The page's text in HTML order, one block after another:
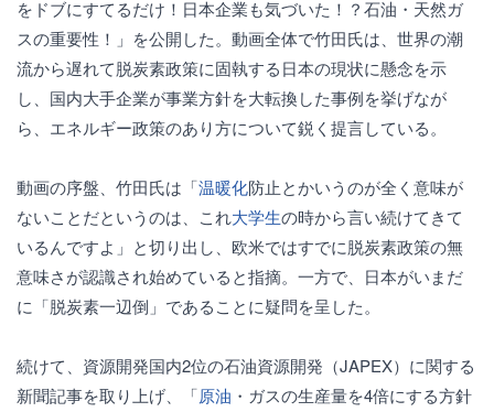
をドブにすてるだけ！日本企業も気づいた！？石油・天然ガ
スの重要性！」を公開した。動画全体で竹田氏は、世界の潮
流から遅れて脱炭素政策に固執する日本の現状に懸念を示
し、国内大手企業が事業方針を大転換した事例を挙げなが
ら、エネルギー政策のあり方について鋭く提言している。
動画の序盤、竹田氏は「温暖化防止とかいうのが全く意味が
ないことだというのは、これ大学生の時から言い続けてきて
いるんですよ」と切り出し、欧米ではすでに脱炭素政策の無
意味さが認識され始めていると指摘。一方で、日本がいまだ
に「脱炭素一辺倒」であることに疑問を呈した。
続けて、資源開発国内2位の石油資源開発（JAPEX）に関する
新聞記事を取り上げ、「原油 ・ガスの生産量を4倍にする方針